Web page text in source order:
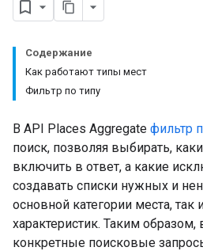
Содержание
Как работают типы мест
Фильтр по типу
В API Places Aggregate фильтр
поиск, позволяя выбирать,
включить в ответ, а какие
создавать списки нужных и
основной категории места, так
характеристик. Таким
конкретные поисковые